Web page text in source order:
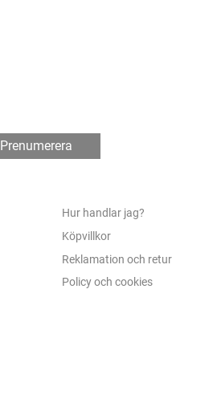
Prenumerera
Hur handlar jag?
Köpvillkor
Reklamation och retur
Policy och cookies